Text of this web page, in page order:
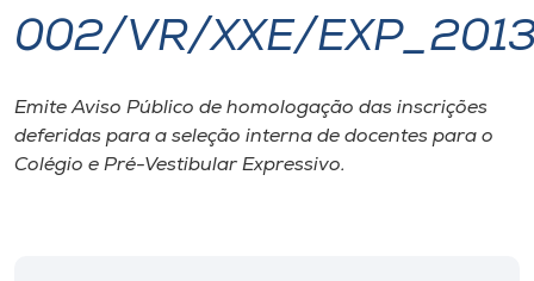
I.nova
Diplomados
002/VR/XXE/
Emite Aviso Público de homologação das inscrições
deferidas para a seleção interna de docentes para o
Colégio e Pré-Vestibular Expressivo.